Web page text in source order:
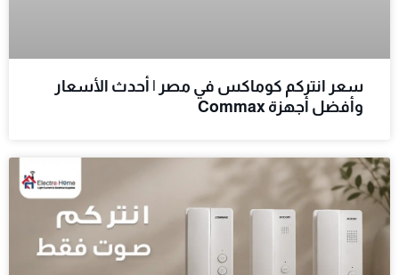
سعر انتركم كوماكس في مصر | أحدث الأسعار
وأفضل أجهزة Commax